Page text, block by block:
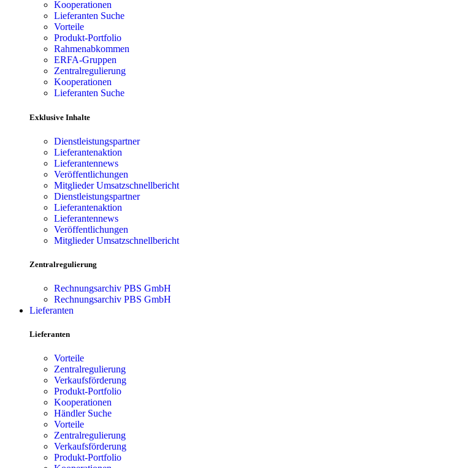
Kooperationen
Lieferanten Suche
Vorteile
Produkt-Portfolio
Rahmenabkommen
ERFA-Gruppen
Zentralregulierung
Kooperationen
Lieferanten Suche
Exklusive Inhalte
Dienstleistungspartner
Lieferantenaktion
Lieferantennews
Veröffentlichungen
Mitglieder Umsatzschnellbericht
Dienstleistungspartner
Lieferantenaktion
Lieferantennews
Veröffentlichungen
Mitglieder Umsatzschnellbericht
Zentralregulierung
Rechnungsarchiv PBS GmbH
Rechnungsarchiv PBS GmbH
Lieferanten
Lieferanten
Vorteile
Zentralregulierung
Verkaufsförderung
Produkt-Portfolio
Kooperationen
Händler Suche
Vorteile
Zentralregulierung
Verkaufsförderung
Produkt-Portfolio